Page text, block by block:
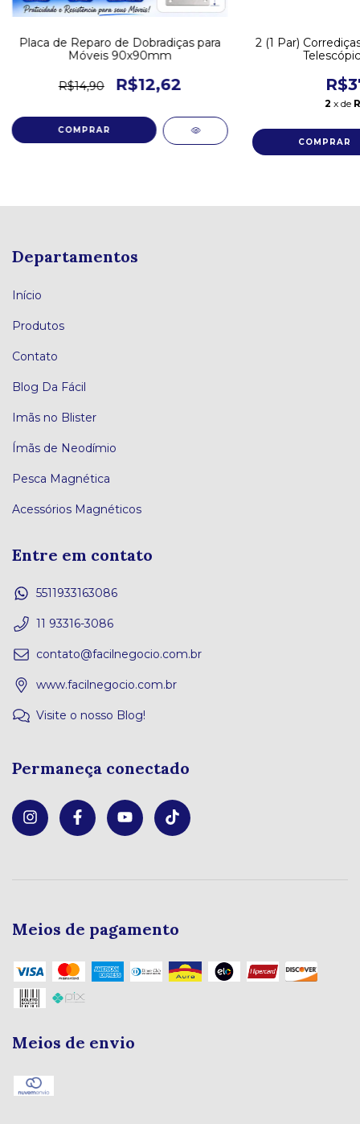
Placa de Reparo de Dobradiças para
Móveis 90x90mm
R$14,90 R$12,62
2 (1 Par)
2 x de
Departamentos
Início
Produtos
Contato
Blog Da Fácil
Imãs no Blister
Ímãs de Neodímio
Pesca Magnética
Acessórios Magnéticos
Entre em contato
5511933163086
11 93316-3086
contato@facilnegocio.com.br
www.facilnegocio.com.br
Visite o nosso Blog!
Permaneça conectado
Meios de pagamento
Meios de envio